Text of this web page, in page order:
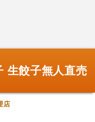
生餃子無人直売
店